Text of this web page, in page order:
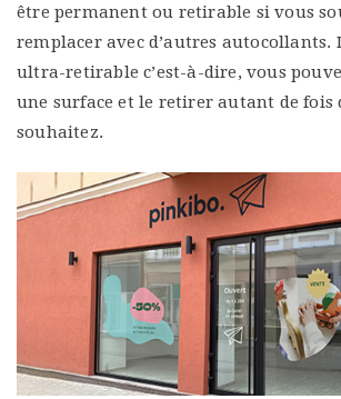
être permanent ou retirable si vous
remplacer avec d’autres autocollants.
ultra-retirable c’est-à-dire, vous
une surface et le retirer autant de fois
souhaitez.